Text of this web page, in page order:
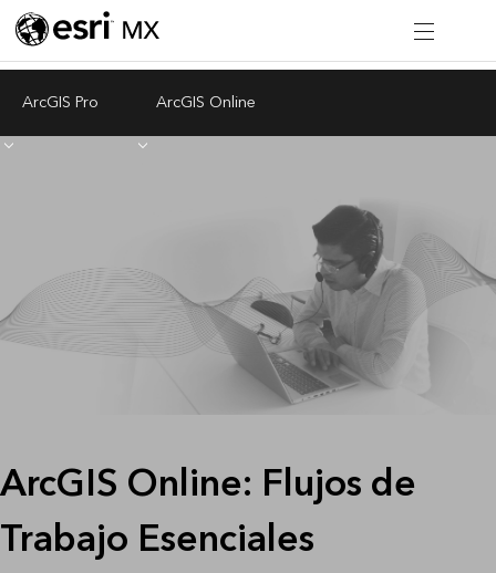
ArcGIS Pro ArcGIS Online
ArcGIS Online: Flujos de
Trabajo Esenciales